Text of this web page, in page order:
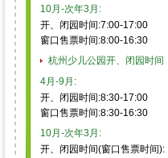
10月-次年3月:
开、闭园时间:7:00-17:00
窗口售票时间:8:00-16:30
杭州少儿公园开、闭园时间
4月-9月:
开、闭园时间:8:30-17:00
窗口售票时间:8:30-16:30
10月-次年3月:
开、闭园时间(窗口售票时间):